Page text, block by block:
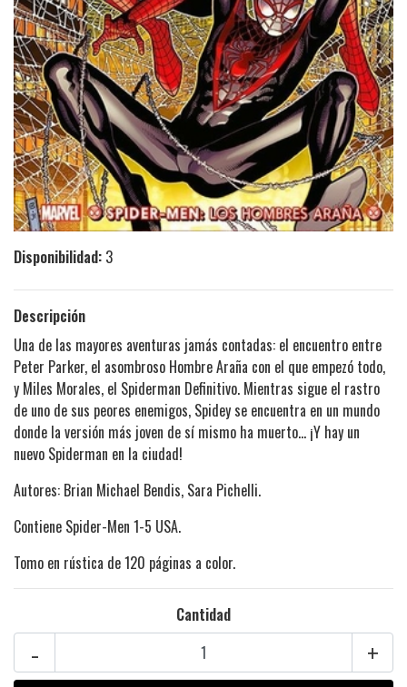
Disponibilidad: 3
Descripción
Una de las mayores aventuras jamás contadas: el encuentro entre
Peter Parker, el asombroso Hombre Araña con el que empezó todo,
y Miles Morales, el Spiderman Definitivo. Mientras sigue el rastro
de uno de sus peores enemigos, Spidey se encuentra en un mundo
donde la versión más joven de sí mismo ha muerto... ¡Y hay un
nuevo Spiderman en la ciudad!
Autores: Brian Michael Bendis, Sara Pichelli.
Contiene Spider-Men 1-5 USA.
Tomo en rústica de 120 páginas a color.
Cantidad
+
-